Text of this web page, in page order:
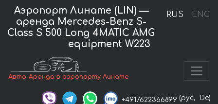
RUS ENG
Аэропорт Линате (LIN) —
аренда Mercedes-Benz S-
Class S 500 Long 4MATIC AMG
equipment W223
Авто-Аренда в аэропорту Линате
+4917622366899 (рус, De)